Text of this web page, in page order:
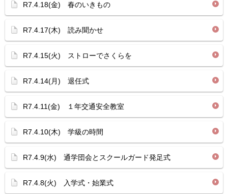
R7.4.18(金) 春のいきもの
R7.4.17(木) 読み聞かせ
R7.4.15(火) ストローでさくらを
R7.4.14(月) 退任式
R7.4.11(金) １年交通安全教室
R7.4.10(木) 学級の時間
R7.4.9(水) 通学団会とスクールガード発足式
R7.4.8(火) 入学式・始業式